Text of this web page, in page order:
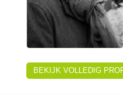
BEKIJK VOLLEDIG